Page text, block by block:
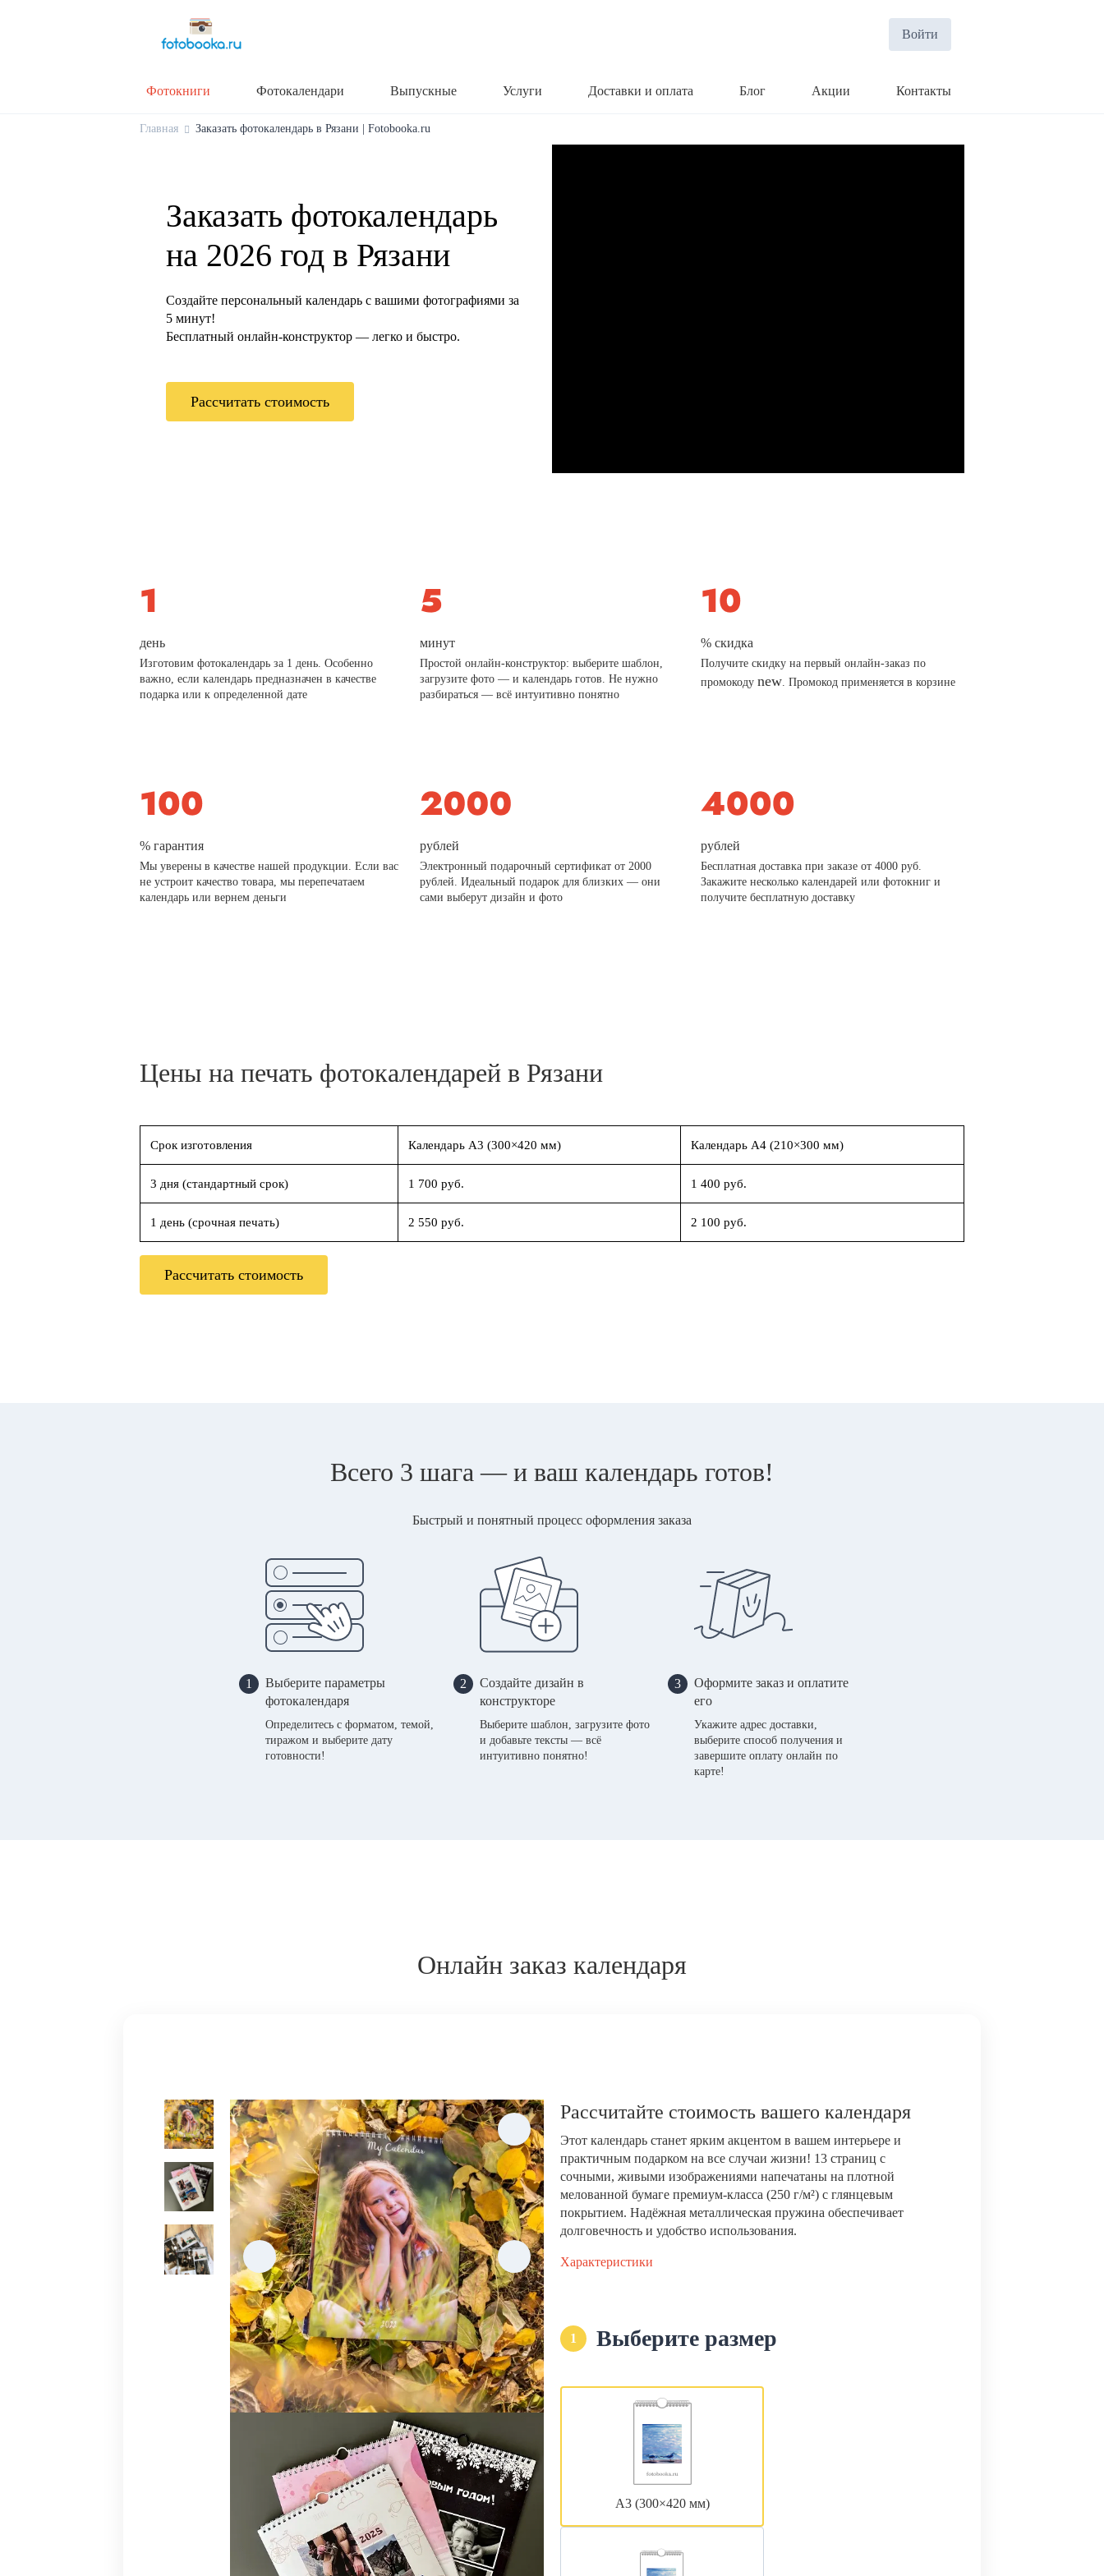
Войти
Фотокниги Фотокалендари Выпускные Услуги Доставки и оплата Блог Акции Контакты
Главная Заказать фотокалендарь в Рязани | Fotobooka.ru
Заказать фотокалендарь
на 2026 год в Рязани
Создайте персональный календарь с вашими фотографиями за
5 минут!
Бесплатный онлайн-конструктор — легко и быстро.
Рассчитать стоимость
день
Изготовим фотокалендарь за 1 день. Особенно
важно, если календарь предназначен в качестве
подарка или к определенной дате
минут
Простой онлайн-конструктор: выберите шаблон,
загрузите фото — и календарь готов. Не нужно
разбираться — всё интуитивно понятно
% скидка
Получите скидку на первый онлайн-заказ по
промокоду new. Промокод применяется в корзине
% гарантия
Мы уверены в качестве нашей продукции. Если вас
не устроит качество товара, мы перепечатаем
календарь или вернем деньги
рублей
Электронный подарочный сертификат от 2000
рублей. Идеальный подарок для близких — они
сами выберут дизайн и фото
рублей
Бесплатная доставка при заказе от 4000 руб.
Закажите несколько календарей или фотокниг и
получите бесплатную доставку
Цены на печать фотокалендарей в Рязани
Срок изготовления Календарь А3 (300×420 мм) Календарь А4 (210×300 мм)
3 дня (стандартный срок) 1 700 руб. 1 400 руб.
1 день (срочная печать) 2 550 руб. 2 100 руб.
Рассчитать стоимость
Всего 3 шага — и ваш календарь готов!
Быстрый и понятный процесс оформления заказа
1
Выберите параметры
фотокалендаря
Определитесь с форматом, темой,
тиражом и выберите дату
готовности!
2
Создайте дизайн в
конструкторе
Выберите шаблон, загрузите фото
и добавьте тексты — всё
интуитивно понятно!
3
Оформите заказ и оплатите
его
Укажите адрес доставки,
выберите способ получения и
завершите оплату онлайн по
карте!
Онлайн заказ календаря
Рассчитайте стоимость вашего календаря
Этот календарь станет ярким акцентом в вашем интерьере и
практичным подарком на все случаи жизни! 13 страниц с
сочными, живыми изображениями напечатаны на плотной
мелованной бумаге премиум-класса (250 г/м²) с глянцевым
покрытием. Надёжная металлическая пружина обеспечивает
долговечность и удобство использования.
Характеристики
1 Выберите размер
А3 (300×420 мм)